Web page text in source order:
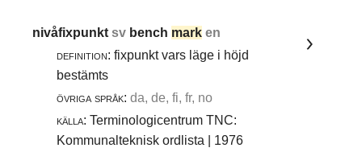
nivåfixpunktsv bench mark en
definition: fixpunkt vars läge i höjd
bestämts
övriga språk: da, de, fi, fr, no
källa: Terminologicentrum TNC:
Kommunalteknisk ordlista | 1976